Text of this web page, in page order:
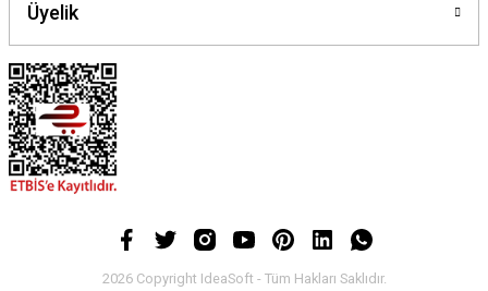
Üyelik
2026 Copyright IdeaSoft - Tüm Hakları Saklıdır.